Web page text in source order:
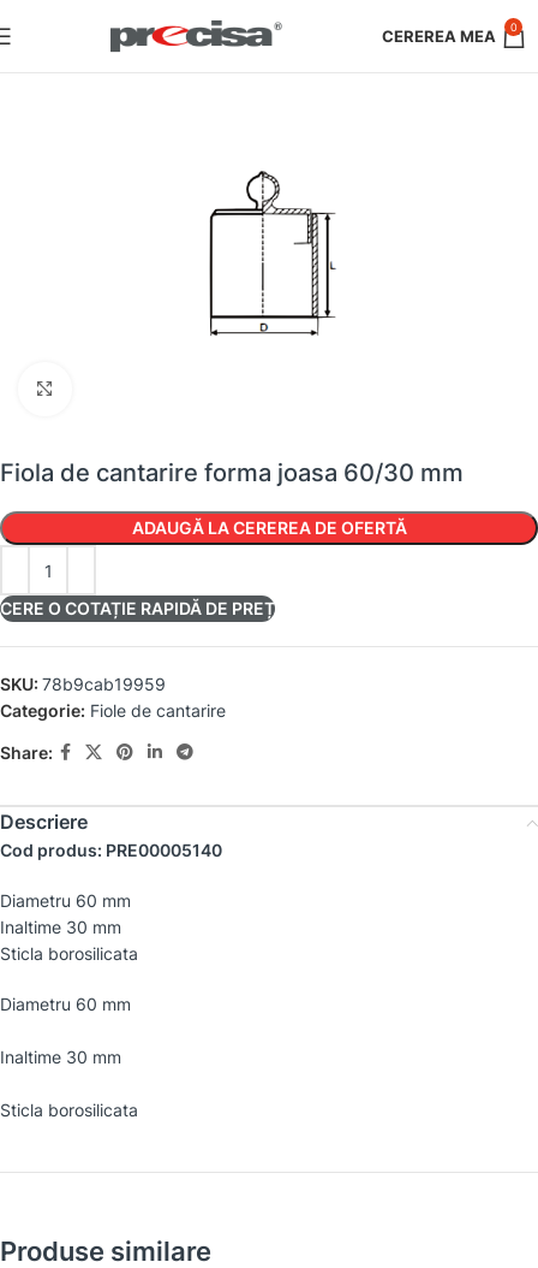
0
Fiola de cantarire forma joasa 60/30 mm
ADAUGĂ LA CEREREA DE OFERTĂ
CERE O COTAȚIE RAPIDĂ DE PREȚ
SKU: 78b9cab19959
Categorie: Fiole de cantarire
Share:
Descriere
Cod produs: PRE00005140
Diametru 60 mm
Inaltime 30 mm
Sticla borosilicata
Diametru 60 mm
Inaltime 30 mm
Sticla borosilicata
Produse similare